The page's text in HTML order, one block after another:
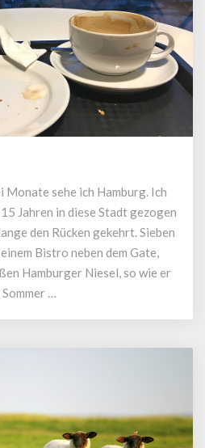
sehe ich Hamburg. Ich
Jahren in diese Stadt gezogen
den Rücken gekehrt. Sieben
Bistro neben dem Gate,
Hamburger Niesel, so wie er
…